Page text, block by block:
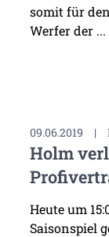
somit für
Werfer der ...
09.06.2019 |
Holm
Heute um
Saisonspiel